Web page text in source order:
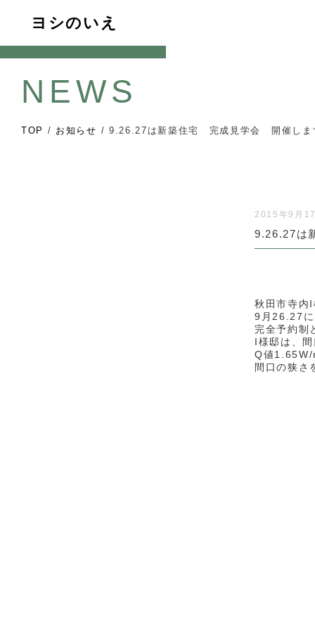
ヨシのいえ
NEWS
TOP / お知らせ / 9.26.27は新築住宅 完成見学会 開催しま
2015年9月17
9.26.27は
秋田市寺
9月26.27に
完全予約制
I様邸は、
Q値
間口の狭さ